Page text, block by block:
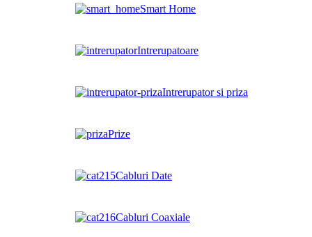
Smart Home
Intrerupatoare
Intrerupator si priza
Prize
Cabluri Date
Cabluri Coaxiale